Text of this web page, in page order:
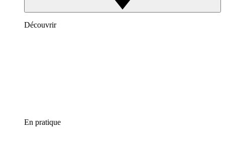
Découvrir
En pratique